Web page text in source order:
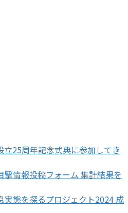
立25周年記念式典に参加してき
撃情報投稿フォーム 集計結果を
実態を探るプロジェクト2024 成